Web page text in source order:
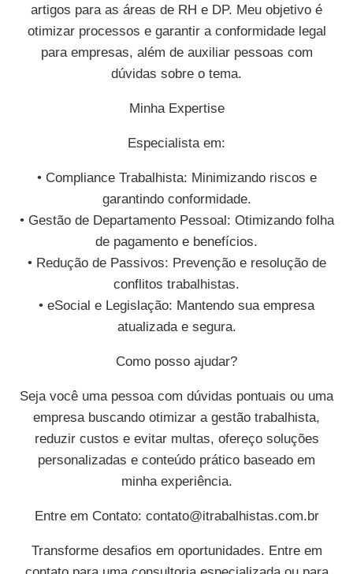
artigos para as áreas de RH e DP. Meu objetivo é
otimizar processos e garantir a conformidade legal
para empresas, além de auxiliar pessoas com
dúvidas sobre o tema.
Minha Expertise
Especialista em:
• Compliance Trabalhista: Minimizando riscos e
garantindo conformidade.
• Gestão de Departamento Pessoal: Otimizando folha
de pagamento e benefícios.
• Redução de Passivos: Prevenção e resolução de
conflitos trabalhistas.
• eSocial e Legislação: Mantendo sua empresa
atualizada e segura.
Como posso ajudar?
Seja você uma pessoa com dúvidas pontuais ou uma
empresa buscando otimizar a gestão trabalhista,
reduzir custos e evitar multas, ofereço soluções
personalizadas e conteúdo prático baseado em
minha experiência.
Entre em Contato: contato@itrabalhistas.com.br
Transforme desafios em oportunidades. Entre em